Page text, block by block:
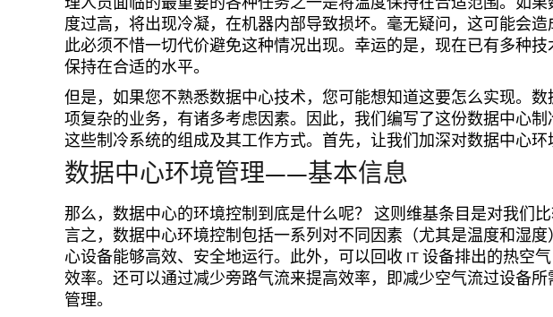
度过高，将出现冷凝，在机器内部导致损坏。毫无疑问，这可能会
此必须不惜一切代价避免这种情况出现。幸运的是，现在已有多种
保持在合适的水平。
但是，如果您不熟悉数据中心技术，您可能想知道这要怎么实现。
项复杂的业务，有诸多考虑因素。因此，我们编写了这份数据中心
这些制冷系统的组成及其工作方式。首先，让我们加深对数据中心环
数据中心环境管理——基本信息
那么，数据中心的环境控制到底是什么呢？ 这则维基条目是对我们
言之，数据中心环境控制包括一系列对不同因素（尤其是温度和湿
心设备能够高效、安全地运行。此外，可以回收 IT 设备排出的热空
效率。还可以通过减少旁路气流来提高效率，即减少空气流过设备
管理。